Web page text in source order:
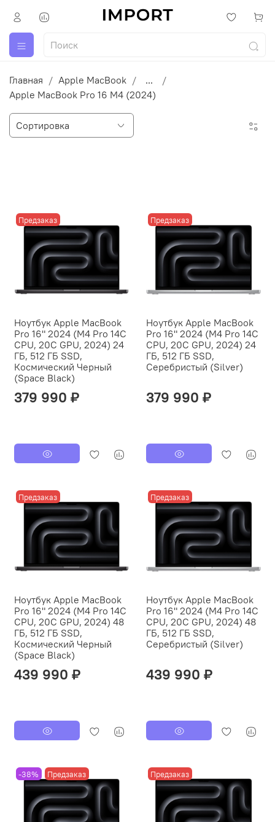
Главная Apple MacBook
...
Apple MacBook Pro 16 M4 (2024)
Предзаказ
Ноутбук Apple MacBook
Pro 16" 2024 (M4 Pro 14C
CPU, 20C GPU, 2024) 24
ГБ, 512 ГБ SSD,
Космический Черный
(Space Black)
379 990 ₽
Предзаказ
Ноутбук Apple MacBook
Pro 16" 2024 (M4 Pro 14C
CPU, 20C GPU, 2024) 24
ГБ, 512 ГБ SSD,
Серебристый (Silver)
379 990 ₽
Предзаказ
Ноутбук Apple MacBook
Pro 16" 2024 (M4 Pro 14C
CPU, 20C GPU, 2024) 48
ГБ, 512 ГБ SSD,
Космический Черный
(Space Black)
439 990 ₽
Предзаказ
Ноутбук Apple MacBook
Pro 16" 2024 (M4 Pro 14C
CPU, 20C GPU, 2024) 48
ГБ, 512 ГБ SSD,
Серебристый (Silver)
439 990 ₽
-38% Предзаказ Предзаказ